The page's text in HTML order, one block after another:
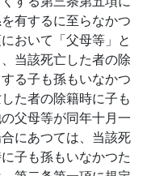
有するに至らなかつ
おいて「父母等」と
当該死亡した者の除
る子も孫もいなかつ
た者の除籍時に子も
父母等が同年十月一
にあつては、当該死
子も孫もいなかつた